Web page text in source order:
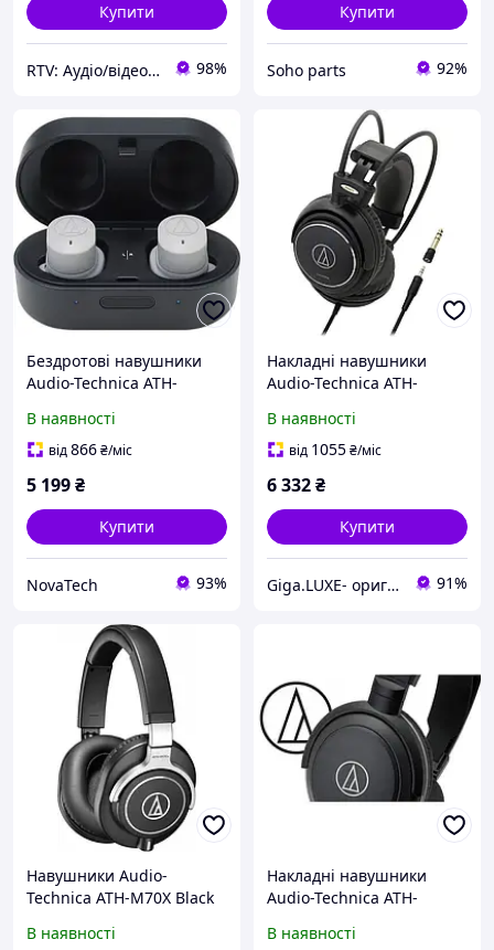
Купити
RTV: Аудіо/відео, побутова та комп'ютерна техніка з Європи 98%
Купити
Soho parts 92%
Бездротові навушники
Audio-Technica ATH-
В наявності
від866₴/міс
5 199₴
Купити
NovaTech 93%
Накладні навушники
Audio-Technica ATH-
В наявності
від 1055₴/міс
6 332₴
Купити
Giga.LUXE- оригінальна техніка 91%
Навушники Audio-
Technica ATH-M70X Black
В наявності
Накладні навушники
Audio-Technica ATH-
В наявності